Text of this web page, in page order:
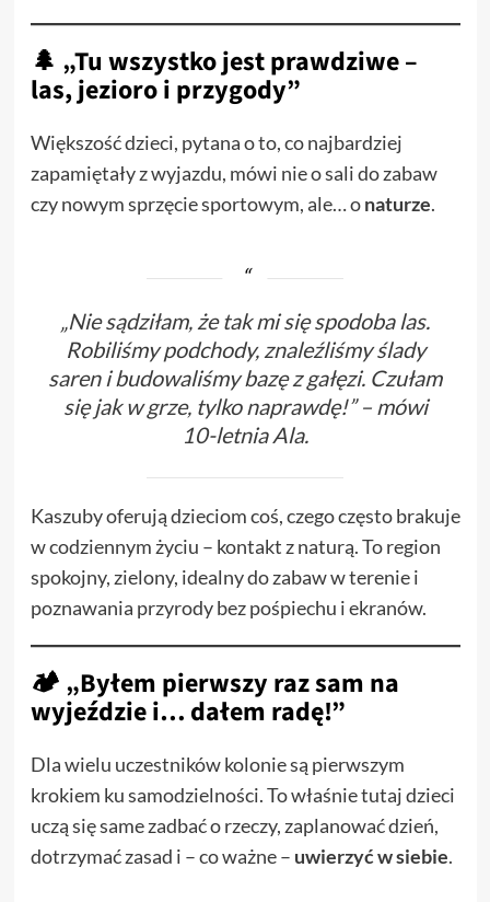
🌲 „Tu wszystko jest prawdziwe –
las, jezioro i przygody”
Większość dzieci, pytana o to, co najbardziej
zapamiętały z wyjazdu, mówi nie o sali do zabaw
czy nowym sprzęcie sportowym, ale… onaturze.
„Nie sądziłam, że tak mi się spodoba las.
Robiliśmy podchody, znaleźliśmy ślady
saren i budowaliśmy bazę z gałęzi. Czułam
się jak w grze, tylko naprawdę!” – mówi
10-letnia Ala.
Kaszuby oferują dzieciom coś, czego często brakuje
w codziennym życiu – kontakt z naturą. To region
spokojny, zielony, idealny do zabaw w terenie i
poznawania przyrody bez pośpiechu i ekranów.
🏕 „Byłem pierwszy raz sam na
wyjeździe i… dałem radę!”
Dla wielu uczestników kolonie są pierwszym
krokiem ku samodzielności. To właśnie tutaj dzieci
uczą się same zadbać o rzeczy, zaplanować dzień,
dotrzymać zasad i – co ważne – uwierzyć w siebie.